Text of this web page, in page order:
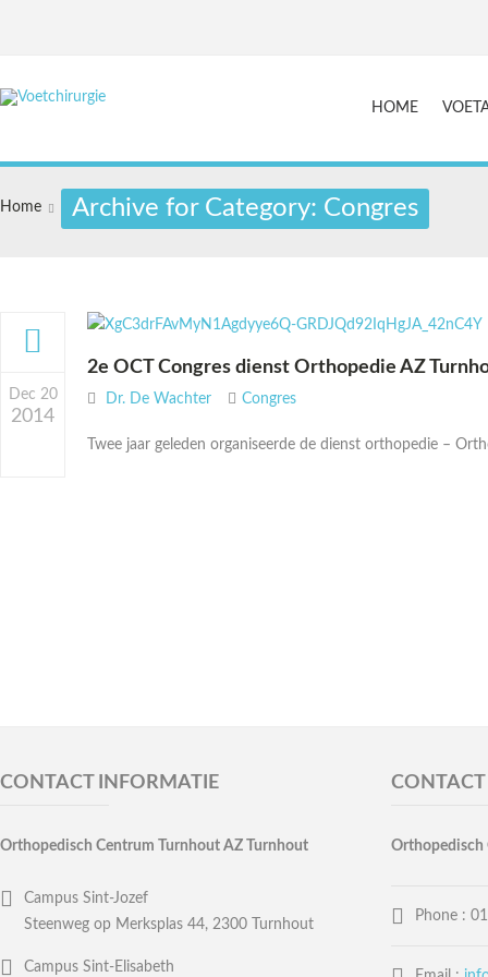
HOME
Home Archive for Category: Congres
Dec 20
2014
2e OCT Congres dienst Orthopedie AZ
Dr. De Wachter Congres
Twee jaar geleden organiseerde de dienst orthopedie –
CONTACT INFORMATIE
Orthopedisch Centrum Turnhout AZ Turnhout
Campus Sint-Jozef
Steenweg op Merksplas 44, 2300 Turnhout
Campus Sint-Elisabeth
Orthopedisch
Phone :